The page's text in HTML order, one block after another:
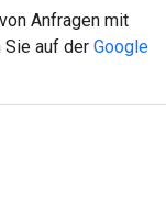
Anfragen mit
Sie auf der Google